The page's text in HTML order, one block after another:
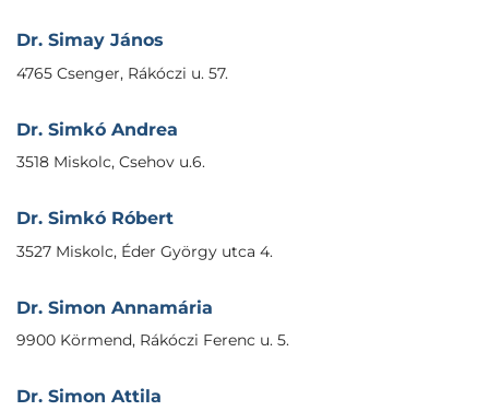
Dr. Simay János
4765 Csenger, Rákóczi u. 57.
Dr. Simkó Andrea
3518 Miskolc, Csehov u.6.
Dr. Simkó Róbert
3527 Miskolc, Éder György utca 4.
Dr. Simon Annamária
9900 Körmend, Rákóczi Ferenc u. 5.
Dr. Simon Attila